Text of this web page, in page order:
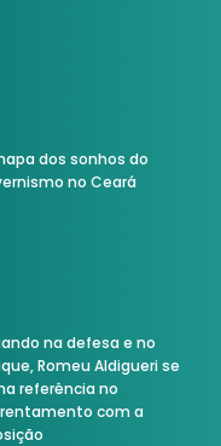
dos sonhos do
no Ceará
na defesa e no
Romeu Aldigueri se
referência no
com a